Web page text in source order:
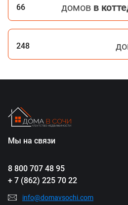
66 домов в
248
Мы на связи
8 800 707 48 95
+ 7 (862) 225 70 22
info@domavsochi.com